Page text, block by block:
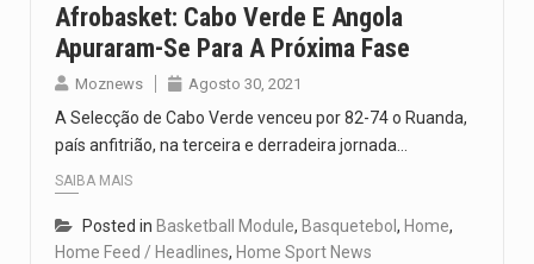
Afrobasket: Cabo Verde E Angola
Apuraram-Se Para A Próxima Fase
Moznews Agosto 30, 2021
A Selecção de Cabo Verde venceu por 82-74 o Ruanda,
país anfitrião, na terceira e derradeira jornada…
SAIBA MAIS
Posted in Basketball Module, Basquetebol , Home,
Home Feed / Headlines, Home Sport News